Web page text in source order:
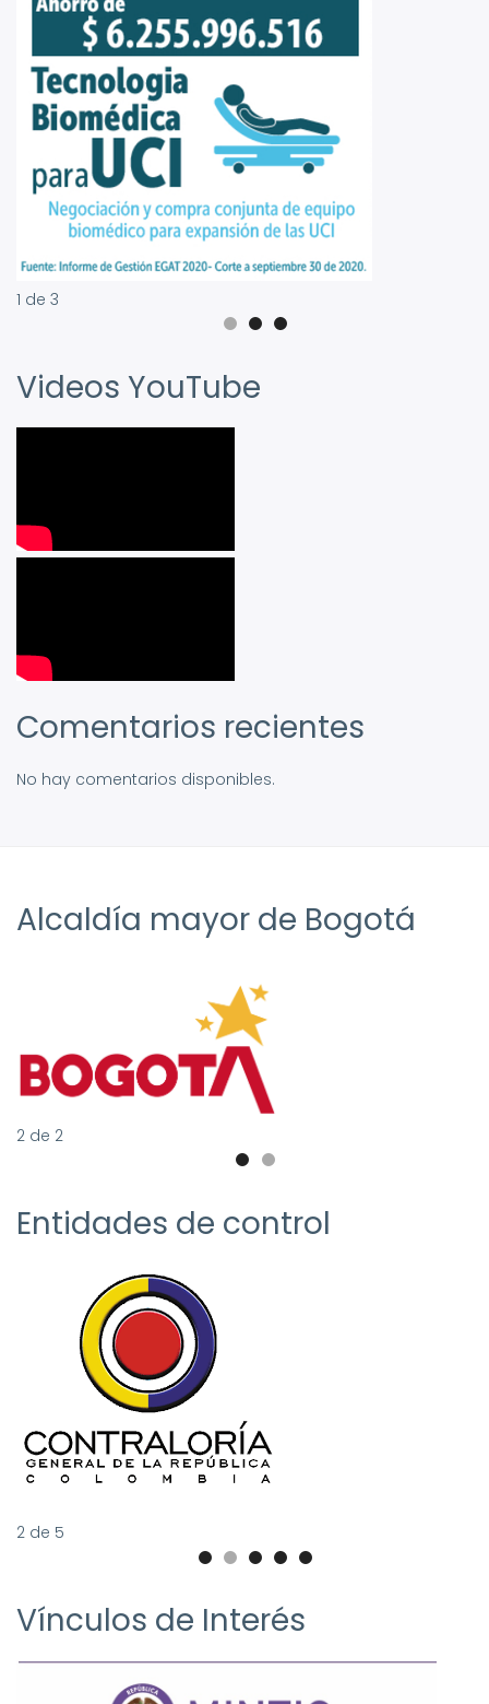
1 de 3
Videos YouTube
Comentarios recientes
No hay comentarios disponibles.
Alcaldía mayor de Bogotá
2 de 2
Entidades de control
2 de 5
Vínculos de Interés